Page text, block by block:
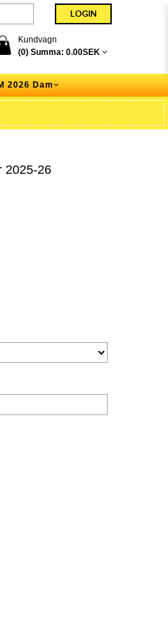
Kundvagn
(0) Summa: 0.00SEK
2026 Dam
2025-26